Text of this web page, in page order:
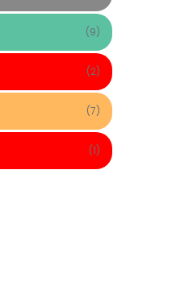
(9)
(2)
(7)
(1)